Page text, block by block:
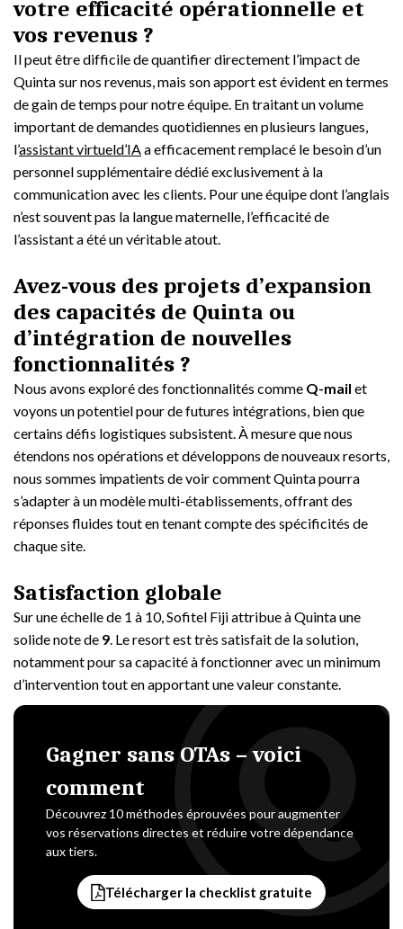
votre efficacité opérationnelle et
vos revenus ?
Il peut être difficile de quantifier directement l’impact de
Quinta sur nos revenus, mais son apport est évident en termes
de gain de temps pour notre équipe. En traitant un volume
important de demandes quotidiennes en plusieurs langues,
l’assistant virtueld’IAa efficacement remplacé le besoin d’un
personnel supplémentaire dédié exclusivement à la
communication avec les clients. Pour une équipe dont l’anglais
n’est souvent pas la langue maternelle, l’efficacité de
l’assistant a été un véritable atout.
Avez-vous des projets d’expansion
des capacités de Quinta ou
d’intégration de nouvelles
fonctionnalités ?
Nous avons exploré des fonctionnalités comme Q-mail et
voyons un potentiel pour de futures intégrations, bien que
certains défis logistiques subsistent. À mesure que nous
étendons nos opérations et développons de nouveaux resorts,
nous sommes impatients de voir comment Quinta pourra
s’adapter à un modèle multi-établissements, offrant des
réponses fluides tout en tenant compte des spécificités de
chaque site.
Satisfaction globale
Sur une échelle de 1 à 10, Sofitel Fiji attribue à Quinta une
solide note de 9. Le resort est très satisfait de la solution,
notamment pour sa capacité à fonctionner avec un minimum
d’intervention tout en apportant une valeur constante.
Gagner sans OTAs – voici
comment
Découvrez 10 méthodes éprouvées pour augmenter
vos réservations directes et réduire votre dépendance
aux tiers.
Télécharger la checklist gratuite